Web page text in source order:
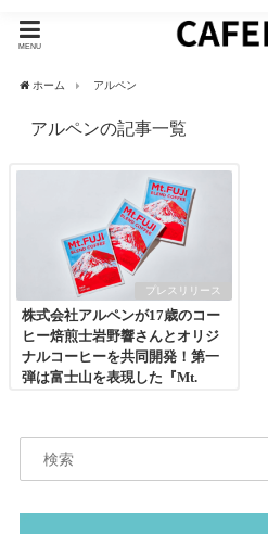
MENU
ホーム アルペン
アルペンの記事一覧
プレスリリース
株式会社アルペンが17歳のコー
ヒー焙煎士岩野響さんとオリジ
ナルコーヒーを共同開発！第一
弾は富士山を表現した『Mt.